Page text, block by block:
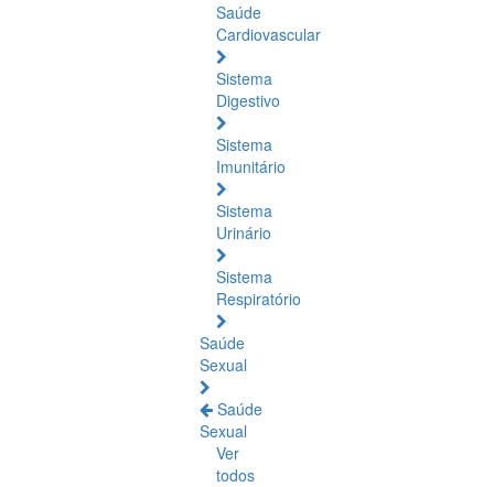
Saúde
Cardiovascular
Sistema
Digestivo
Sistema
Imunitário
Sistema
Urinário
Sistema
Respiratório
Saúde
Sexual
Saúde
Sexual
Ver
todos